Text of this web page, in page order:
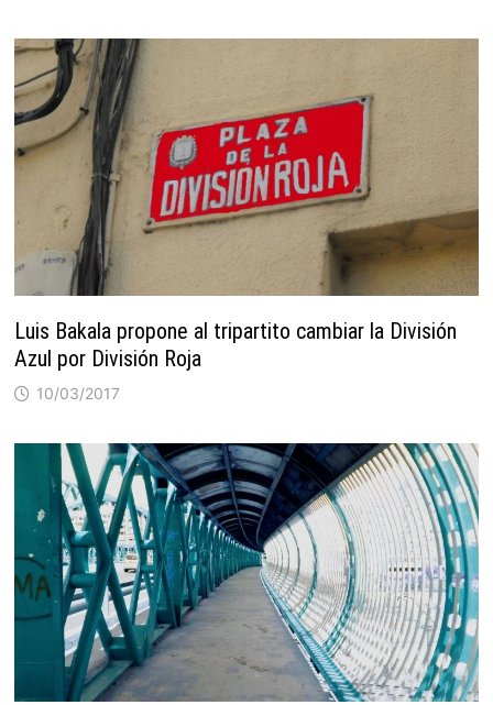
Luis Bakala propone al tripartito cambiar la División
Azul por División Roja
10/03/2017